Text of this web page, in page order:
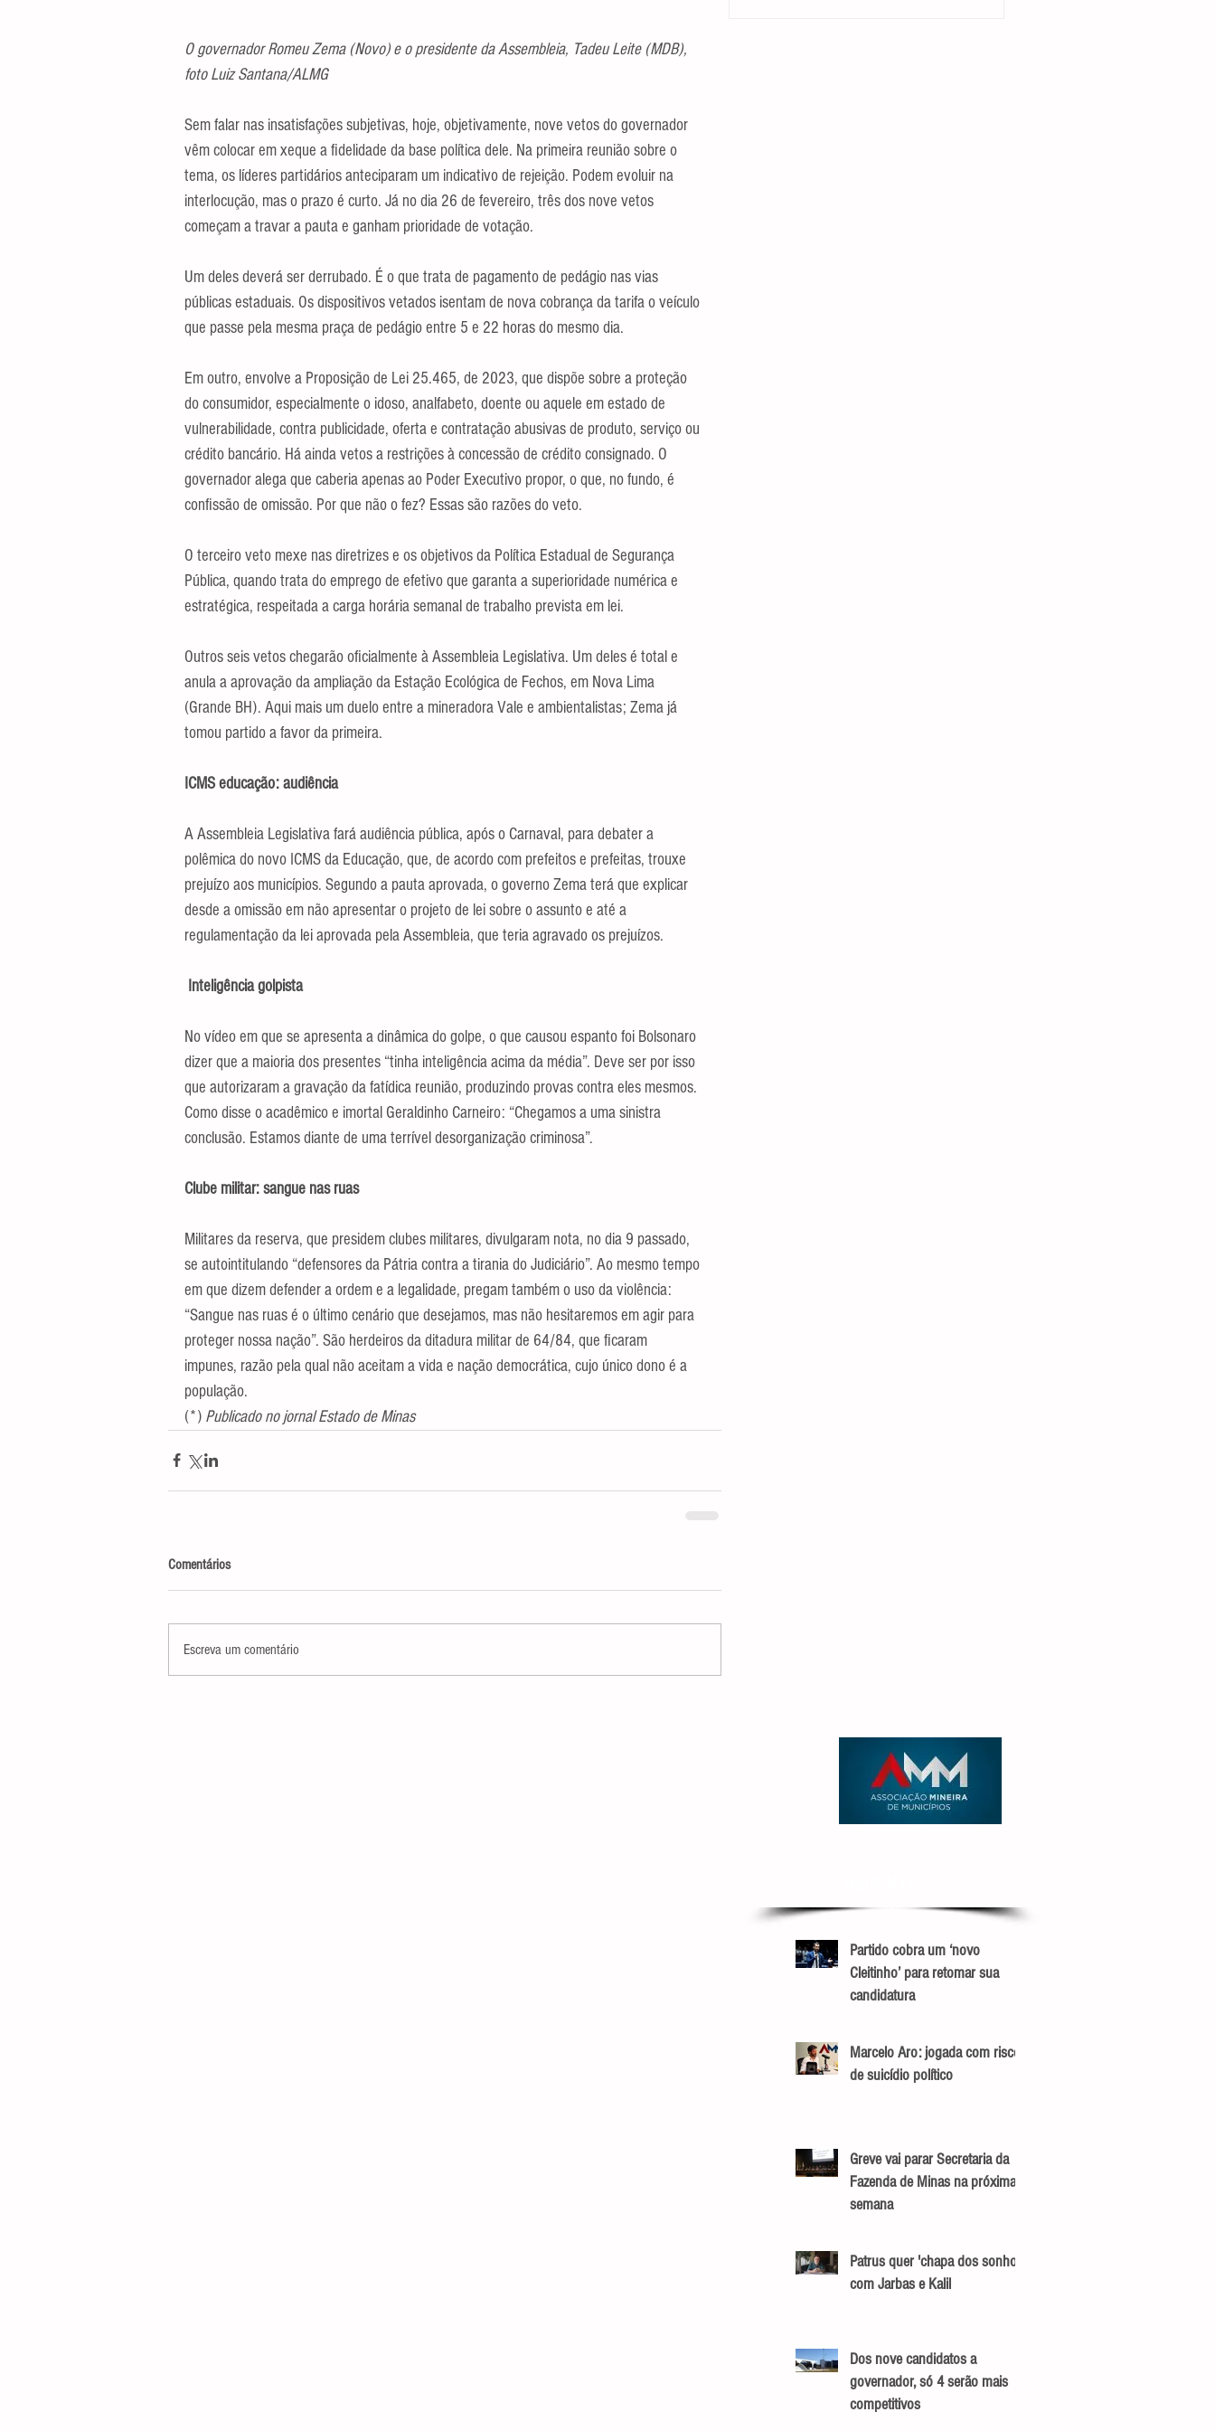
O governador Romeu Zema (Novo) e o presidente da Assembleia, Tadeu Leite (MDB),
foto Luiz Santana/ALMG
Sem falar nas insatisfações subjetivas, hoje, objetivamente, nove vetos do governador
vêm colocar em xeque a fidelidade da base política dele. Na primeira reunião sobre o
tema, os líderes partidários anteciparam um indicativo de rejeição. Podem evoluir na
interlocução, mas o prazo é curto. Já no dia 26 de fevereiro, três dos nove vetos
começam a travar a pauta e ganham prioridade de votação.
Um deles deverá ser derrubado. É o que trata de pagamento de pedágio nas vias
públicas estaduais. Os dispositivos vetados isentam de nova cobrança da tarifa o veículo
que passe pela mesma praça de pedágio entre 5 e 22 horas do mesmo dia.
Em outro, envolve a Proposição de Lei 25.465, de 2023, que dispõe sobre a proteção
do consumidor, especialmente o idoso, analfabeto, doente ou aquele em estado de
vulnerabilidade, contra publicidade, oferta e contratação abusivas de produto, serviço ou
crédito bancário. Há ainda vetos a restrições à concessão de crédito consignado. O
governador alega que caberia apenas ao Poder Executivo propor, o que, no fundo, é
confissão de omissão. Por que não o fez? Essas são razões do veto.
O terceiro veto mexe nas diretrizes e os objetivos da Política Estadual de Segurança
Pública, quando trata do emprego de efetivo que garanta a superioridade numérica e
estratégica, respeitada a carga horária semanal de trabalho prevista em lei.
Outros seis vetos chegarão oficialmente à Assembleia Legislativa. Um deles é total e
anula a aprovação da ampliação da Estação Ecológica de Fechos, em Nova Lima
(Grande BH). Aqui mais um duelo entre a mineradora Vale e ambientalistas; Zema já
tomou partido a favor da primeira.
ICMS educação: audiência
A Assembleia Legislativa fará audiência pública, após o Carnaval, para debater a
polêmica do novo ICMS da Educação, que, de acordo com prefeitos e prefeitas, trouxe
prejuízo aos municípios. Segundo a pauta aprovada, o governo Zema terá que explicar
desde a omissão em não apresentar o projeto de lei sobre o assunto e até a
regulamentação da lei aprovada pela Assembleia, que teria agravado os prejuízos.
Inteligência golpista
No vídeo em que se apresenta a dinâmica do golpe, o que causou espanto foi Bolsonaro
dizer que a maioria dos presentes “tinha inteligência acima da média”. Deve ser por isso
que autorizaram a gravação da fatídica reunião, produzindo provas contra eles mesmos.
Como disse o acadêmico e imortal Geraldinho Carneiro: “Chegamos a uma sinistra
conclusão. Estamos diante de uma terrível desorganização criminosa”.
Clube militar: sangue nas ruas
Militares da reserva, que presidem clubes militares, divulgaram nota, no dia 9 passado,
se autointitulando “defensores da Pátria contra a tirania do Judiciário”. Ao mesmo tempo
em que dizem defender a ordem e a legalidade, pregam também o uso da violência:
“Sangue nas ruas é o último cenário que desejamos, mas não hesitaremos em agir para
proteger nossa nação”. São herdeiros da ditadura militar de 64/84, que ficaram
impunes, razão pela qual não aceitam a vida e nação democrática, cujo único dono é a
população.
(*) Publicado no jornal Estado de Minas
Comentários
Escreva um comentário
Partido cobra um ‘novo
Cleitinho’ para retomar sua
candidatura
Marcelo Aro: jogada com risco
de suicídio político
Greve vai parar Secretaria da
Fazenda de Minas na próxima
semana
Patrus quer 'chapa dos sonhos'
com Jarbas e Kalil
Dos nove candidatos a
governador, só 4 serão mais
competitivos